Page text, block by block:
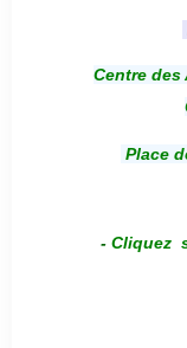
Centre
Place
- Cliquez